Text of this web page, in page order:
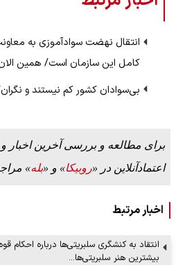
انتقال نهضت سوادآموزی به
کامل این سازمان است/ همین الان ۱۸
بی‌سوادان کشور کم نیستند و
برای مطالعه و بررسی آخرین اخبار و
اعتمادآنلاین در «روبیکا» و «بله»
اخبار مرتبط
انتقاد به کنشگری سلبریتی‌ها درباره
بیشترین هنر سلبریتی‌ها…